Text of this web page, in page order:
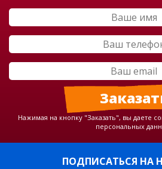
Нажимая на кнопку "Заказать", вы даете
персональных
ПОДПИСАТЬСЯ НА